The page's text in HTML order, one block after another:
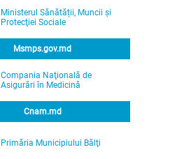
Ministerul Sănătății, Muncii și
Protecţiei Sociale
Msmps.gov.md
Compania Naţională de
Asigurări în Medicină
Cnam.md
Primăria Municipiului Bălţi